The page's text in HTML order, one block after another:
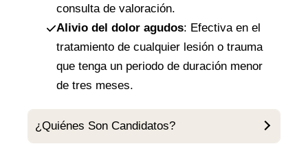
consulta de valoración.
Alivio del dolor agudos: Efectiva en el
tratamiento de cualquier lesión o trauma
que tenga un periodo de duración menor
de tres meses.
¿Quiénes Son Candidatos?